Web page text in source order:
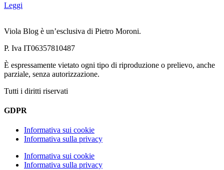
Leggi
Viola Blog è un’esclusiva di Pietro Moroni.
P. Iva IT06357810487
È espressamente vietato ogni tipo di riproduzione o prelievo, anche
parziale, senza autorizzazione.
Tutti i diritti riservati
GDPR
Informativa sui cookie
Informativa sulla privacy
Informativa sui cookie
Informativa sulla privacy